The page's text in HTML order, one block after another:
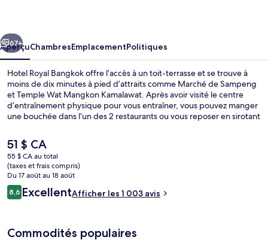
Suivant
67+
AperçuChambresEmplacementPolitiques
Hotel Royal Bangkok offre l’accès à un toit-terrasse et se trouve à
moins de dix minutes à pied d’attraits comme Marché de Sampeng
et Temple Wat Mangkon Kamalawat. Après avoir visité le centre
d’entraînement physique pour vous entraîner, vous pouvez manger
une bouchée dans l’un des 2 restaurants ou vous reposer en sirotant
piscine et terrasse comptent parmi les autres points saillants. La
piscine et le personnel serviable sont des éléments très prisés par
les voyageurs. Le transport en commun se trouve à quelques
minutes de marche : MRT Wat Mangkon Station se trouve
à 3 minutes et Station de MRT Lamphong est à 11 minutes.
Le
prix
actuel
est
de 51 $ CA
51 $ CA
55 $ CA au total
(taxes et frais compris)
Du 17 août au 18 août
Avis
8,68,6 sur 10 –
ExcellentAfficher les 1 003 avis
Commodités populaires